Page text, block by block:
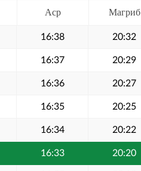
Аср Магриб
16:38 20:32
16:37 20:29
16:36 20:27
16:35 20:25
16:34 20:22
16:33 20:20